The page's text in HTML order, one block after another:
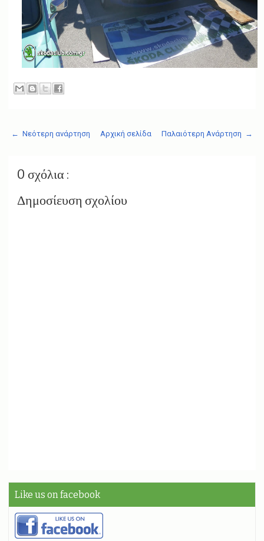
← Νεότερη ανάρτηση Παλαιότερη Ανάρτηση →
Αρχική σελίδα
0 σχόλια :
Δημοσίευση σχολίου
Like us on facebook